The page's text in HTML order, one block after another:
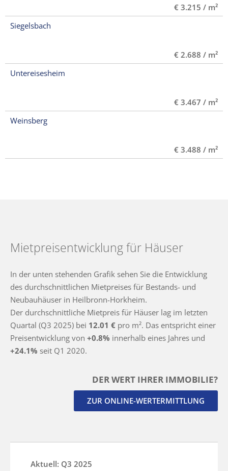
€ 3.215 / m²
Siegelsbach
€ 2.688 / m²
Untereisesheim
€ 3.467 / m²
Weinsberg
€ 3.488 / m²
Mietpreisentwicklung für Häuser
In der unten stehenden Grafik sehen Sie die Entwicklung
des durchschnittlichen Mietpreises für Bestands- und
Neubauhäuser in Heilbronn-Horkheim.
Der durchschnittliche Mietpreis für Häuser lag im letzten
Quartal (Q3 2025) bei 12.01 € pro m². Das entspricht einer
Preisentwicklung von +0.8% innerhalb eines Jahres und
+24.1% seit Q1 2020.
DER WERT IHRER IMMOBILIE?
ZUR ONLINE-WERTERMITTLUNG
Aktuell: Q3 2025